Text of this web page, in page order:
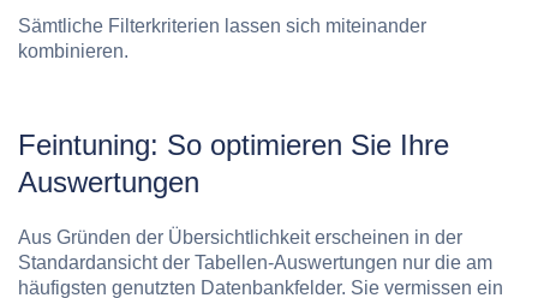
Sämtliche Filterkriterien lassen sich miteinander
kombinieren.
Feintuning: So optimieren Sie Ihre
Auswertungen
Aus Gründen der Übersichtlichkeit erscheinen in der
Standardansicht der Tabellen-Auswertungen nur die am
häufigsten genutzten Datenbankfelder. Sie vermissen ein